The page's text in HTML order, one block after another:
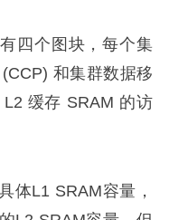
四个图块，每个集
和集群数据移
缓存 SRAM 的访
体L1 SRAM容量，